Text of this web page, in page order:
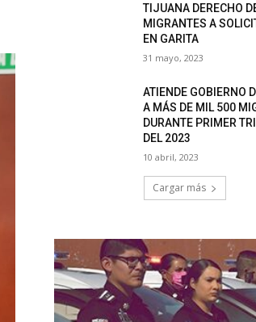
TIJUANA DERECHO
MIGRANTES A
EN GARITA
31 mayo, 2023
ATIENDE GOBIERNO
A MÁS DE MIL 500
DURANTE PRIMER
DEL 2023
10 abril, 2023
Cargar más